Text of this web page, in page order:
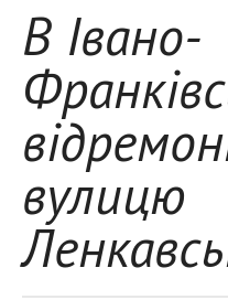
В Івано-
вулицю